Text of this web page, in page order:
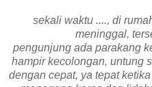
sekali waktu ...., di
meninggal,
pengunjung ada parakang
hampir kecolongan, untung
dengan cepat, ya tepat